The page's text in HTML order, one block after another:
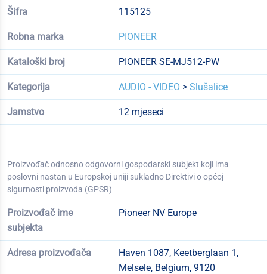
Šifra 115125
Robna marka PIONEER
Kataloški broj PIONEER SE-MJ512-PW
Kategorija AUDIO - VIDEO > Slušalice
Jamstvo 12 mjeseci
Proizvođač odnosno odgovorni gospodarski subjekt koji ima
poslovni nastan u Europskoj uniji sukladno Direktivi o općoj
sigurnosti proizvoda (GPSR)
Proizvođač ime
subjekta
Pioneer NV Europe
Adresa proizvođača
Haven 1087, Keetberglaan 1,
Melsele, Belgium, 9120